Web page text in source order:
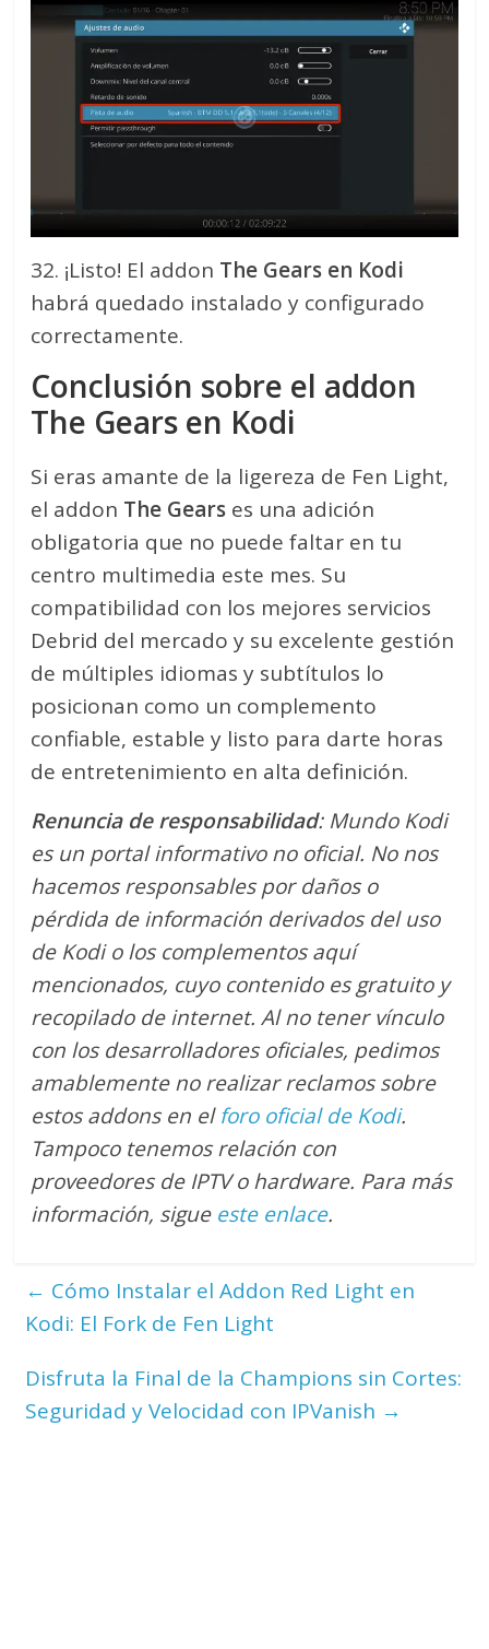
32. ¡Listo! El addon The Gears en Kodi
habrá quedado instalado y configurado
correctamente.
Conclusión sobre el addon
The Gears en Kodi
Si eras amante de la ligereza de Fen Light,
el addon The Gears es una adición
obligatoria que no puede faltar en tu
centro multimedia este mes. Su
compatibilidad con los mejores servicios
Debrid del mercado y su excelente gestión
de múltiples idiomas y subtítulos lo
posicionan como un complemento
confiable, estable y listo para darte horas
de entretenimiento en alta definición.
Renuncia de responsabilidad: Mundo Kodi
es un portal informativo no oficial. No nos
hacemos responsables por daños o
pérdida de información derivados del uso
de Kodi o los complementos aquí
mencionados, cuyo contenido es gratuito y
recopilado de internet. Al no tener vínculo
con los desarrolladores oficiales, pedimos
amablemente no realizar reclamos sobre
estos addons en elforo oficial de Kodi.
Tampoco tenemos relación con
proveedores de IPTV o hardware. Para más
información, sigue este enlace.
← Cómo Instalar el Addon Red Light en
Kodi: El Fork de Fen Light
Disfruta la Final de la Champions sin Cortes:
Seguridad y Velocidad con IPVanish →